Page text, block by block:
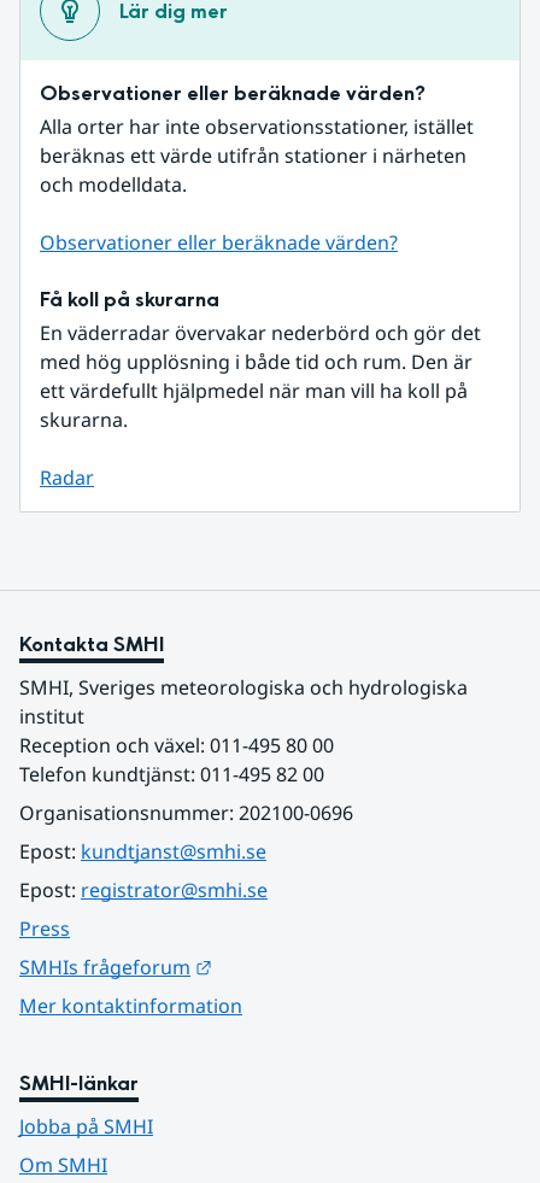
Lär dig mer
Observationer eller beräknade värden?
Alla orter har inte observationsstationer, istället
beräknas ett värde utifrån stationer i närheten
och modelldata.
Observationer eller beräknade värden?
Få koll på skurarna
En väderradar övervakar nederbörd och gör det
med hög upplösning i både tid och rum. Den är
ett värdefullt hjälpmedel när man vill ha koll på
skurarna.
Radar
Kontakta SMHI
SMHI, Sveriges meteorologiska och hydrologiska
institut
Reception och växel: 011-495 80 00
Telefon kundtjänst: 011-495 82 00
Organisationsnummer: 202100-0696
Epost: kundtjanst@smhi.se
Epost: registrator@smhi.se
Press
SMHIs frågeforum
Mer kontaktinformation
SMHI-länkar
Jobba på SMHI
Om SMHI